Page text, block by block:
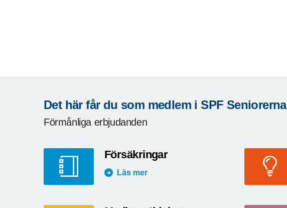
Det här får du som medlem i SPF Seniorerna
Förmånliga erbjudanden
Försäkringar
Läs mer